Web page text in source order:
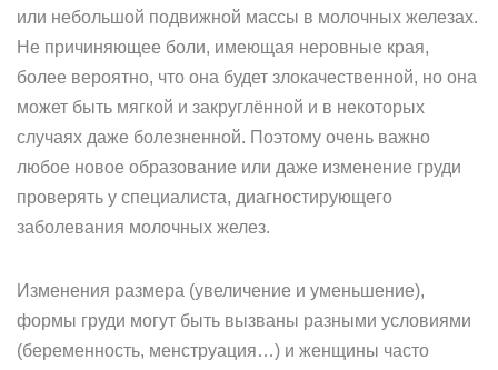
или небольшой подвижной массы в молочных железах.
Не причиняющее боли, имеющая неровные края,
более вероятно, что она будет злокачественной, но она
может быть мягкой и закруглённой и в некоторых
случаях даже болезненной. Поэтому очень важно
любое новое образование или даже изменение груди
проверять у специалиста, диагностирующего
заболевания молочных желез.
Изменения размера (увеличение и уменьшение),
формы груди могут быть вызваны разными условиями
(беременность, менструация…) и женщины часто